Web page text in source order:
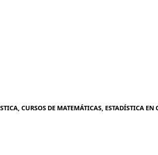
CURSOS DE MATEMÁTICAS, ESTADÍSTICA EN